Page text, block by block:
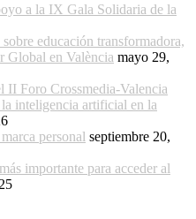
a la IX Gala Solidaria de la
educación transformadora,
Global en València mayo 29,
II Foro Crossmedia-Valencia
inteligencia artificial en la
personal septiembre 20,
importante para acceder al